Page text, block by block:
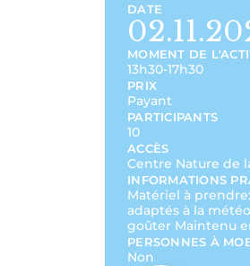
DATE
MOMENT DE
13h30-17h30
PRIX
Payant
PARTICIPANTS
10
ACCÈS
Centre Nature de
INFORMATIONS
Matériel à
adaptés à la
goûter Maintenu
PERSONNES À
Non